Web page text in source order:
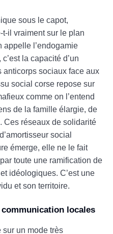
sous le capot,
il vraiment sur le plan
appelle l’endogamie
la capacité d’un
anticorps sociaux face aux
social corse repose sur
comme on l’entend
de la famille élargie, de
Ces réseaux de solidarité
social
émerge, elle ne le fait
toute une ramification de
idéologiques. C’est une
et son territoire.
locales
sur un mode très